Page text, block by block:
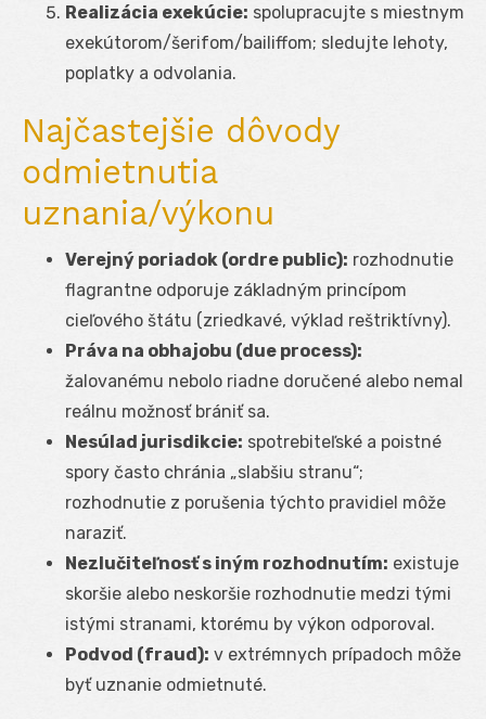
Realizácia exekúcie: spolupracujte s miestnym
exekútorom/šerifom/bailiffom; sledujte lehoty,
poplatky a odvolania.
Najčastejšie dôvody
odmietnutia
uznania/výkonu
Verejný poriadok (ordre public): rozhodnutie
flagrantne odporuje základným princípom
cieľového štátu (zriedkavé, výklad reštriktívny).
Práva na obhajobu (due process):
žalovanému nebolo riadne doručené alebo nemal
reálnu možnosť brániť sa.
Nesúlad jurisdikcie: spotrebiteľské a poistné
spory často chránia „slabšiu stranu“;
rozhodnutie z porušenia týchto pravidiel môže
naraziť.
Nezlučiteľnosť s iným rozhodnutím: existuje
skoršie alebo neskoršie rozhodnutie medzi tými
istými stranami, ktorému by výkon odporoval.
Podvod (fraud): v extrémnych prípadoch môže
byť uznanie odmietnuté.